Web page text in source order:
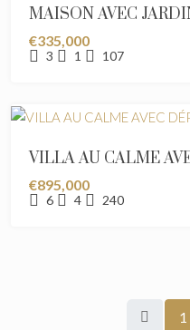
MAISON AVEC
€335,000
3 1 107
VILLA AU CALME
€895,000
6 4 240
1